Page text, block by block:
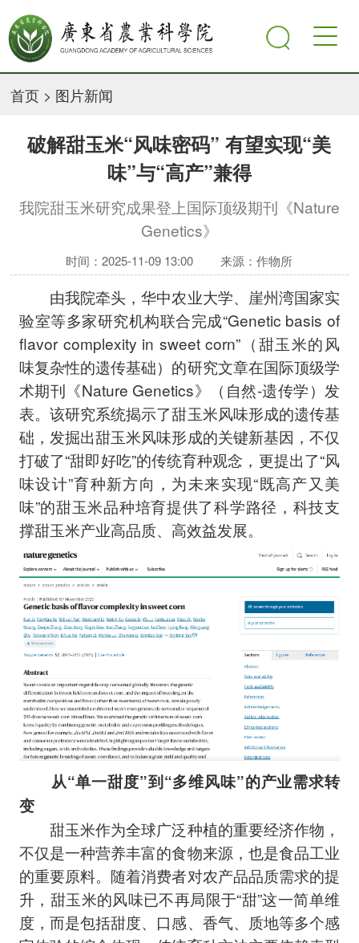
首页 > 图片新闻
破解甜玉米“风味密码” 有望实现“美
味”与“高产”兼得
我院甜玉米研究成果登上国际顶级期刊《Nature
Genetics》
时间：2025-11-09 13:00 来源：作物所
由我院牵头，华中农业大学、崖州湾国家实
验室等多家研究机构联合完成“Genetic basis of
flavor complexity in sweet corn”（甜玉米的风
味复杂性的遗传基础）的研究文章在国际顶级学
术期刊《Nature Genetics》（自然-遗传学）发
表。该研究系统揭示了甜玉米风味形成的遗传基
础，发掘出甜玉米风味形成的关键新基因，不仅
打破了“甜即好吃”的传统育种观念，更提出了“风
味设计”育种新方向，为未来实现“既高产又美
味”的甜玉米品种培育提供了科学路径，科技支
撑甜玉米产业高品质、高效益发展。
从“单一甜度”到“多维风味”的产业需求转
变
甜玉米作为全球广泛种植的重要经济作物，
不仅是一种营养丰富的食物来源，也是食品工业
的重要原料。随着消费者对农产品品质需求的提
升，甜玉米的风味已不再局限于“甜”这一简单维
度，而是包括甜度、口感、香气、质地等多个感